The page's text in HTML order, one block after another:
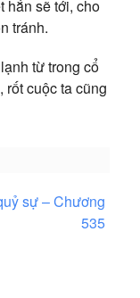
hắn sẽ tới, cho
tránh.
từ trong cổ
cuộc ta cũng
sự – Chương
535